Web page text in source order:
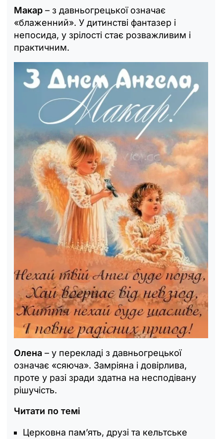
Макар – з давньогрецької означає
«блаженний». У дитинстві фантазер і
непосида, у зрілості стає розважливим і
практичним.
Олена – у перекладі з давньогрецької
означає «сяюча». Замріяна і довірлива,
проте у разі зради здатна на несподівану
рішучість.
Читати по темі
Церковна памʼять, друзі та кельтське